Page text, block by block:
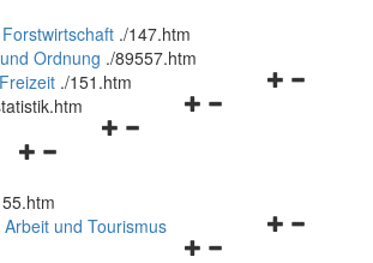
./147.htm
Ordnung ./89557.htm
Navigationsmenü
./151.htm
Navigationsmenü
Navigationsmenü
und
schließen
Navigationsmenü
und Tourismus